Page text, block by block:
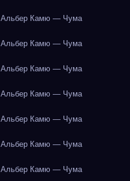
Альбер Камю — Чума
Альбер Камю — Чума
Альбер Камю — Чума
Альбер Камю — Чума
Альбер Камю — Чума
Альбер Камю — Чума
Альбер Камю — Чума